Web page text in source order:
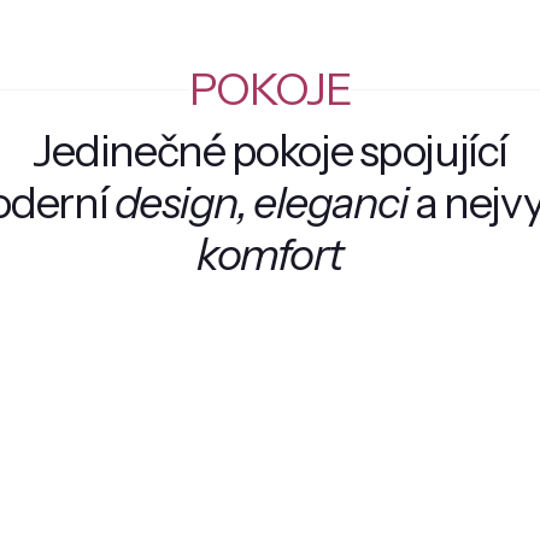
POKOJE
Jedinečné pokoje spojující
design, elegancia
komfort